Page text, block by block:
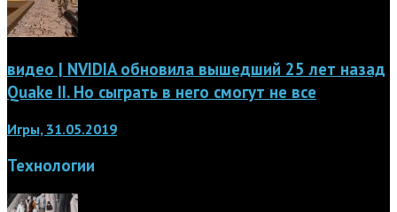
видео | NVIDIA обновила вышедший 25 лет назад
Quake II. Но сыграть в него смогут не все
Игры, 31.05.2019
Технологии